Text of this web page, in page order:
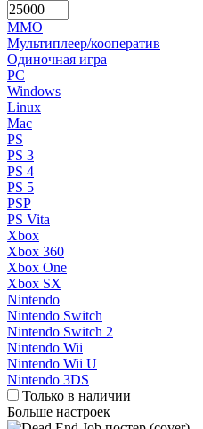
MMO
Мультиплеер/кооператив
Одиночная игра
PC
Windows
Linux
Mac
PS
PS 3
PS 4
PS 5
PSP
PS Vita
Xbox
Xbox 360
Xbox One
Xbox SX
Nintendo
Nintendo Switch
Nintendo Switch 2
Nintendo Wii
Nintendo Wii U
Nintendo 3DS
Только в наличии
Больше настроек